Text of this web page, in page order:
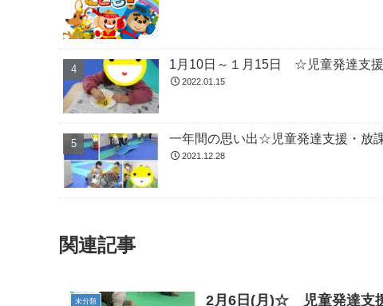
1月10日～１月15日 ☆児童発達支
2022.01.15
一年間の思い出☆児童発達支援・
2021.12.28
関連記事
未分類 2月6日(月)☆ 児童発達